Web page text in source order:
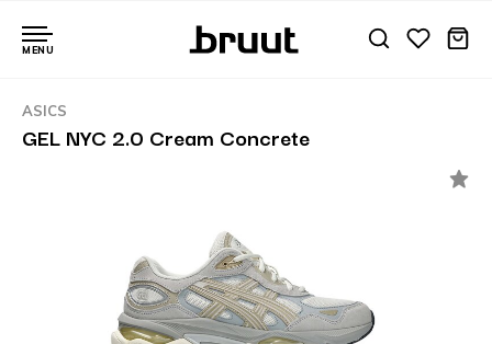
MENU
ASICS
GEL NYC 2.0 Cream Concrete